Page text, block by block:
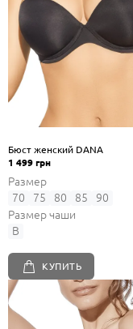
Бюст женский DANA
1 499 грн
Размер
70
75 80 85
90
Размер чаши
B
КУПИТЬ